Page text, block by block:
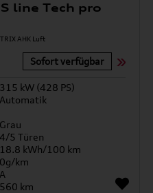
line Tech pro
Sofort verfügbar
315 kW (428 PS)
Automatik
Grau
4/5 Türen
18.8 kWh/100 km
0g/km
A
560 km